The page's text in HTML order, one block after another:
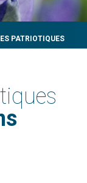
PATRIOTIQUES